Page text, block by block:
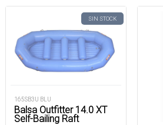
SIN STOCK
165SB3U BLU
Balsa Outfitter 14.0 XT
Self-Bailing Raft